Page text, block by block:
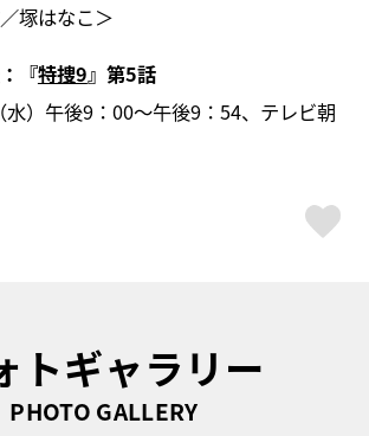
塚はなこ＞
『特捜9』第5話
）午後9：00～午後9：54、テレビ朝
トギャラリー
PHOTO GALLERY